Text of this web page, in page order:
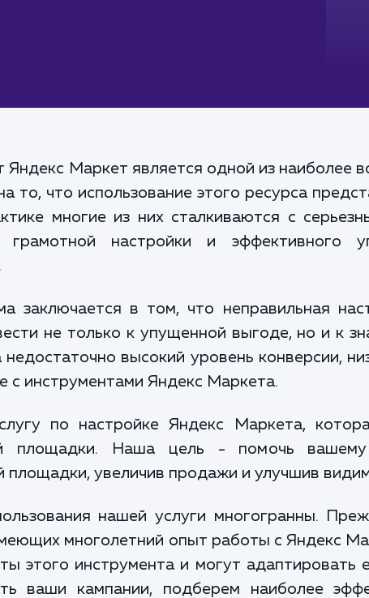
Маркет является одной из наиболее
то, что использование этого ресурса
многие из них сталкиваются с
настройки и эффективного
заключается в том, что неправильная
не только к упущенной выгоде, но и к
высокий уровень конверсии,
с инструментами Яндекс Маркета.
по настройке Яндекс Маркета,
площадки. Наша цель - помочь вашему
площадки, увеличив продажи и улучшив
нашей услуги многогранны.
многолетний опыт работы с Яндекс
этого инструмента и могут
ваши кампании, подберем наиболее